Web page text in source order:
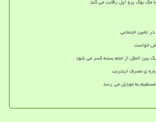
تامین اجتماعی
خواست
بین الملل از حجم بسته کسر می شود
ی مصرف اینترنت
مستقیم به موبایل می رسد